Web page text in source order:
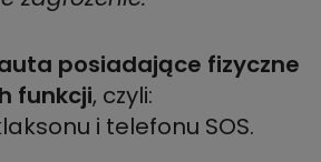
posiadające fizyczne
funkcji, czyli:
i telefonu SOS.